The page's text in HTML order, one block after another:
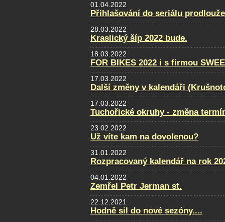
01.04.2022
Přihlašování do seriálu
28.03.2022
Kraslický šíp 2022 bude.
18.03.2022
FOR BIKES 2022 i s firmou
17.03.2022
Další změny v kalendáři
17.03.2022
Tuchořické okruhy - změna
23.02.2022
Už víte kam na dovolenou?
31.01.2022
Rozpracovaný kalendář na rok
04.01.2022
Zemřel Petr Jerman st.
22.12.2021
Hodně sil do nové sezóny....